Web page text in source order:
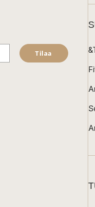
Tilaa